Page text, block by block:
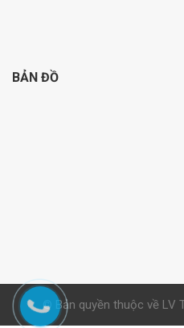
BẢN ĐỒ
© Bản quyền thuộc về LV